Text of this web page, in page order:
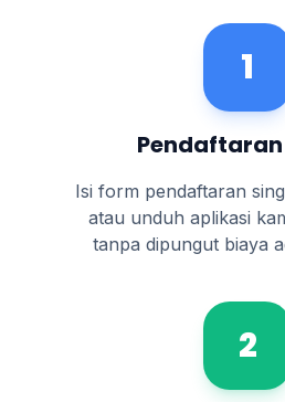
1
Isi form pendaftaran
atau unduh aplikasi
tanpa dipungut biaya
2